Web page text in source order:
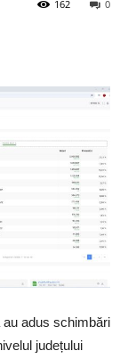
0
162
adus schimbări
județului